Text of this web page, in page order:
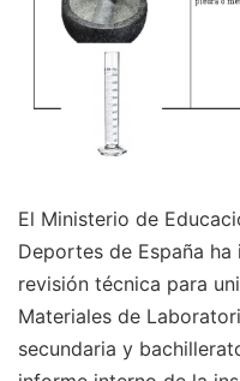
El Ministerio de
Deportes de España
revisión técnica para
Materiales de
secundaria y